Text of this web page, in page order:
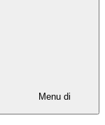
Menu di